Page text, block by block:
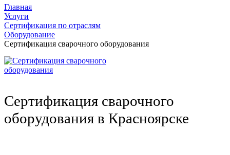
Главная
Услуги
Сертификация по отраслям
Оборудование
Сертификация сварочного оборудования
Сертификация сварочного
оборудования в Красноярске